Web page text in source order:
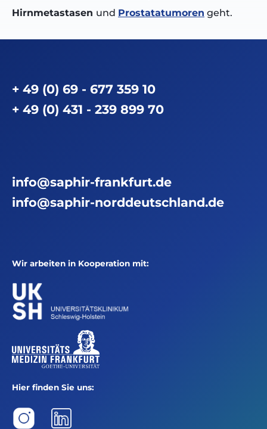
Hirnmetastasen und Prostatatumoren geht.
+ 49 (0) 69 - 677 359 10
+ 49 (0) 431 - 239 899 70
info@saphir-frankfurt.de
info@saphir-norddeutschland.de
Wir arbeiten in Kooperation mit:
Hier finden Sie uns: